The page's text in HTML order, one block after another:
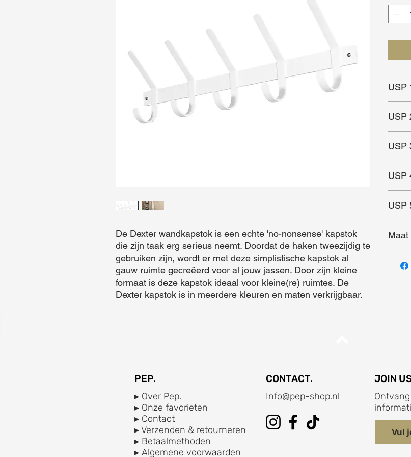
De Dexter wandkapstok is een echte 'no-nonsense' kapstok
die zijn taak erg serieus neemt. Doordat de haken tweezijdig te
gebruiken zijn, wordt er met deze simplistische kapstok al
gauw ruimte gecreëerd voor al jouw jassen. Door zijn kleine
formaat is deze kapstok ideaal voor kleine(re) ruimtes. De
Dexter kapstok is in meerdere kleuren en maten verkrijgbaar.
USP
USP
USP
USP
USP
Maat
PEP. CONTACT. JOIN
▸ Over Pep.
▸ Onze favorieten
▸ Contact
▸ Verzenden & retourneren
▸ Betaalmethoden
▸ Algemene voorwaarden
Info@pep-shop.nl